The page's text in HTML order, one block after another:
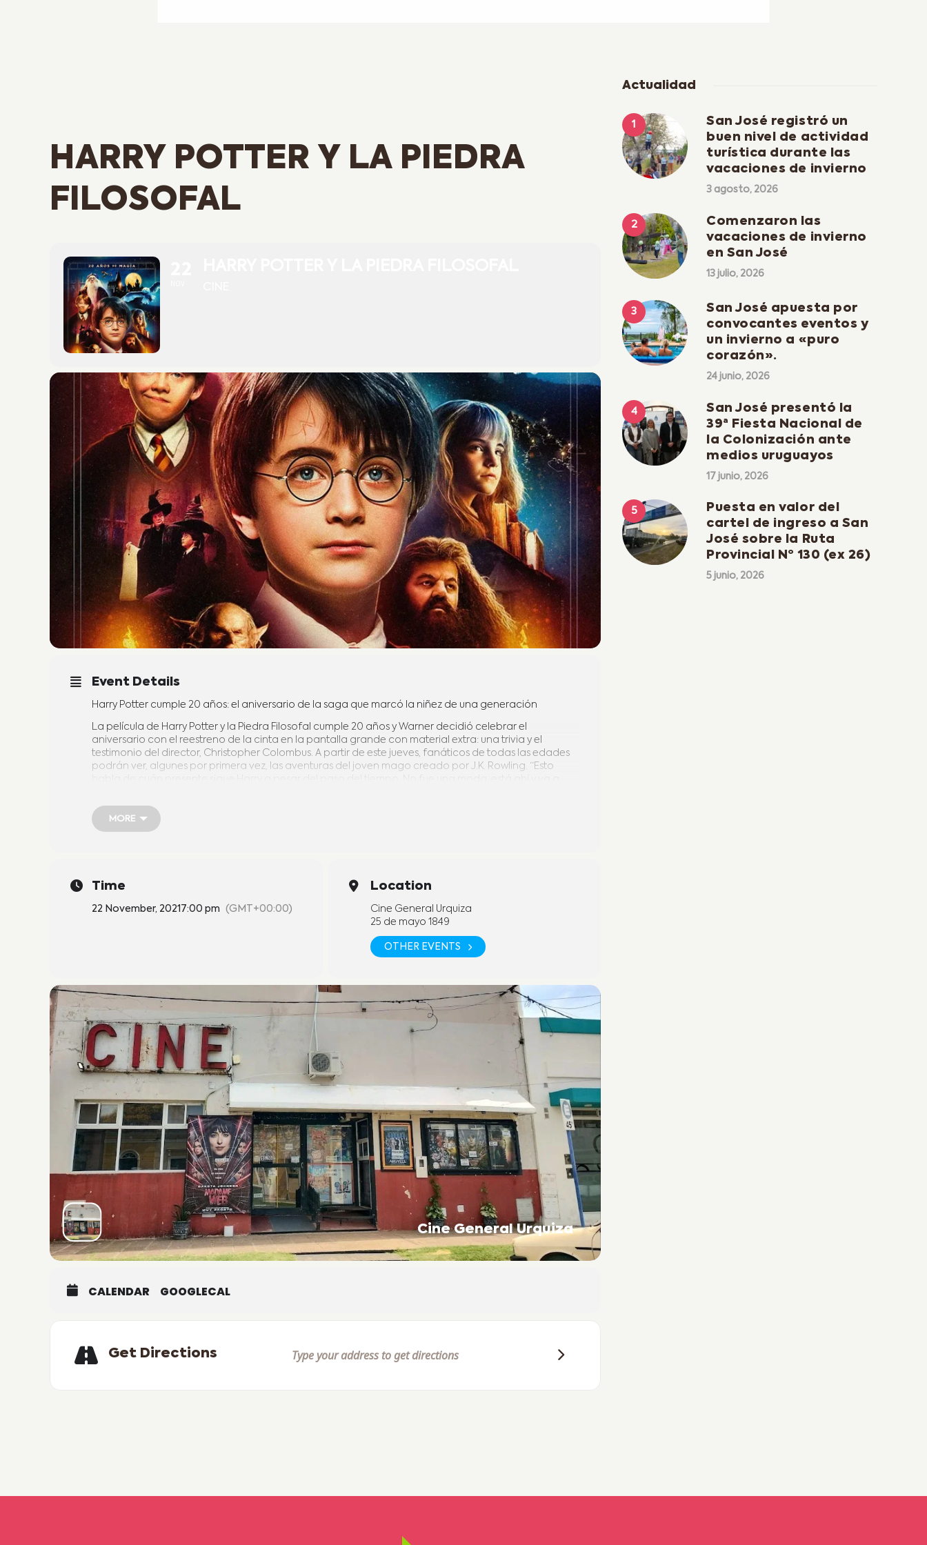
HARRY POTTER Y LA PIEDRA
FILOSOFAL
Event Details
Harry Potter cumple 20 años: el aniversario de la saga que marcó la niñez de una generación
La película de Harry Potter y la Piedra Filosofal cumple 20 años y Warner decidió celebrar el
aniversario con el reestreno de la cinta en la pantalla grande con material extra: una trivia y el
testimonio del director, Christopher Colombus. A partir de este jueves, fanáticos de todas las edades
podrán ver, algunes por primera vez, las aventuras del joven mago creado por J.K. Rowling. “Esto
ENTRADA: LUNES DE DESCUENTO $300
MORE
Time
22 November, 2021 7:00 pm (GMT+00:00)
Location
Cine General Urquiza
25 de mayo 1849
OTHER EVENTS
Cine General Urquiza
CALENDAR GOOGLECAL
Get Directions
Actualidad
San José registró un
buen nivel de actividad
turística durante las
vacaciones de invierno
3 agosto, 2026
Comenzaron las
vacaciones de invierno
en San José
13 julio, 2026
San José apuesta por
convocantes eventos y
un invierno a «puro
corazón».
24 junio, 2026
San José presentó la
39ª Fiesta Nacional de
la Colonización ante
medios uruguayos
17 junio, 2026
Puesta en valor del
cartel de ingreso a San
José sobre la Ruta
Provincial Nº 130 (ex 26)
5 junio, 2026